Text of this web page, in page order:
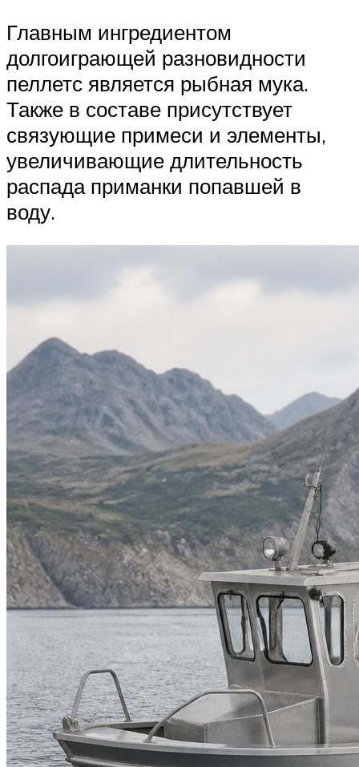
Главным ингредиентом
долгоиграющей разновидности
пеллетс является рыбная мука.
Также в составе присутствует
связующие примеси и элементы,
увеличивающие длительность
распада приманки попавшей в
воду.